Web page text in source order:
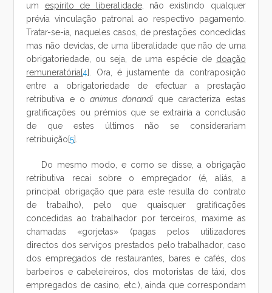
um espírito de liberalidade, não existindo qualquer
prévia vinculação patronal ao respectivo pagamento.
Tratar-se-ia, naqueles casos, de prestações concedidas
mas não devidas, de uma liberalidade que não de uma
obrigatoriedade, ou seja, de uma espécie de doação
remuneratória[4]. Ora, é justamente da contraposição
entre a obrigatoriedade de efectuar a prestação
retributiva e o animus donandi que caracteriza estas
gratificações ou prémios que se extrairia a conclusão
de que estes últimos não se considerariam
retribuição[5].
Do mesmo modo, e como se disse, a obrigação
retributiva recai sobre o empregador (é, aliás, a
principal obrigação que para este resulta do contrato
de trabalho), pelo que quaisquer gratificações
concedidas ao trabalhador por terceiros, maxime as
chamadas «gorjetas» (pagas pelos utilizadores
directos dos serviços prestados pelo trabalhador, caso
dos empregados de restaurantes, bares e cafés, dos
barbeiros e cabeleireiros, dos motoristas de táxi, dos
empregados de casino, etc.), ainda que correspondam